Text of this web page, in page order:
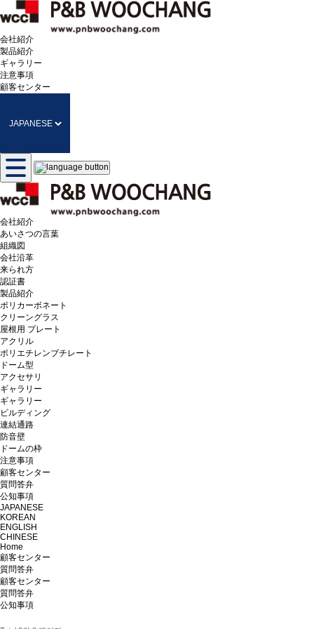
会社紹介
製品紹介
ギャラリー
注意事項
顧客センター
会社紹介
あいさつの言葉
組織図
会社沿革
来られ方
認証書
製品紹介
ポリカーボネート
クリーングラス
屋根用 プレート
アクリル
ポリエチレンブチレート
ドーム型
アクセサリ
ギャラリー
ギャラリー
ビルディング
連結通路
防音壁
ドームの枠
注意事項
顧客センター
質問答弁
公知事項
JAPANESE
KOREAN
ENGLISH
CHINESE
Home
顧客センター
質問答弁
顧客センター
質問答弁
公知事項